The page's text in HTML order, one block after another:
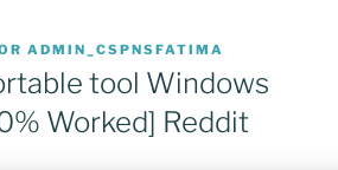
ADMIN_CSPNSFATIMA
tool Windows
Worked] Reddit